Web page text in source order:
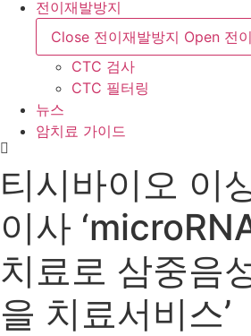
전이재발방지
Close 전이재발방지 Open 전
CTC 검사
CTC 필터링
뉴스
암치료 가이드
티시바이오 이
이사
치료로 삼중음
을 치료서비스’